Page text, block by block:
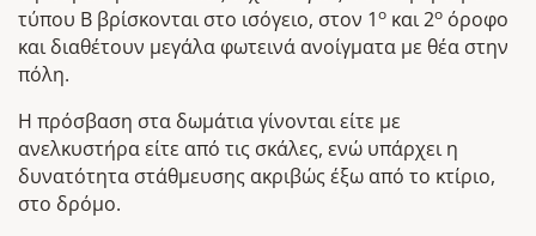
τύπου Β βρίσκονται στο ισόγειο, στον 1ο και 2ο όροφο
και διαθέτουν μεγάλα φωτεινά ανοίγματα με θέα στην
πόλη.
Η πρόσβαση στα δωμάτια γίνονται είτε με
ανελκυστήρα είτε από τις σκάλες, ενώ υπάρχει η
δυνατότητα στάθμευσης ακριβώς έξω από το κτίριο,
στο δρόμο.